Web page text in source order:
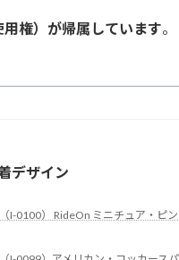
権）が帰属しています。
デザイン
（I-0100） RideOn ミニチュア・ピ